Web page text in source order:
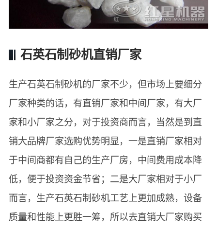
石英石制砂机直销厂家
生产石英石制砂机的厂家不少，但市场上要细分
厂家种类的话，有直销厂家和中间厂家，有大厂
家和小厂家之分，对于投资商而言，当然是到直
销大品牌厂家选购优势明显，一是直销厂家相对
于中间商都有自己的生产厂房，中间费用成本降
低，便于投资资金节省；二是大厂家相对于小厂
而言，生产石英石制砂机工艺上更加成熟，设备
质量和性能上更胜一筹，所以去直销大厂家购买